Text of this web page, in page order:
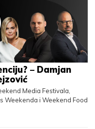
– Damjan
Media Festivala,
Weekenda i Weekend Food